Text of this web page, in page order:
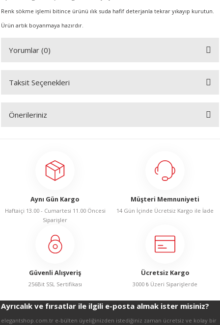
Renk sökme işlemi bitince ürünü ılık suda hafif deterjanla tekrar yıkayıp kurutun.
Ürün artık boyanmaya hazırdır.
Yorumlar (0)
Bu ürüne ilk yorumu siz yapın!
Taksit Seçenekleri
Önerileriniz
Görüş ve önerileriniz için teşekkür ederiz.
Ürün açıklamasında eksik bilgiler bulunuyor.
Ürün bilgilerinde hatalar bulunuyor.
Ürün fiyatı diğer sitelerden daha pahalı.
Bu ürüne benzer farklı alternatifler olmalı.
Gönder
Aynı Gün Kargo
Haftaiçi 13.00 - Cumartesi 11.00 Öncesi
Siparişler
Müşteri Memnuniyeti
14 Gün İçinde Ücretsiz Kargo ile İade
Güvenli Alışveriş
256Bit SSL Sertifikası
Ücretsiz Kargo
3000 ₺ Üzeri Siparişlerde
Ayrıcalık ve fırsatlar ile ilgili e-posta almak ister misiniz?
elegantshop.com.tr e-bülten üyeliğinizden istediğiniz zaman ücretsiz ve kolay bir